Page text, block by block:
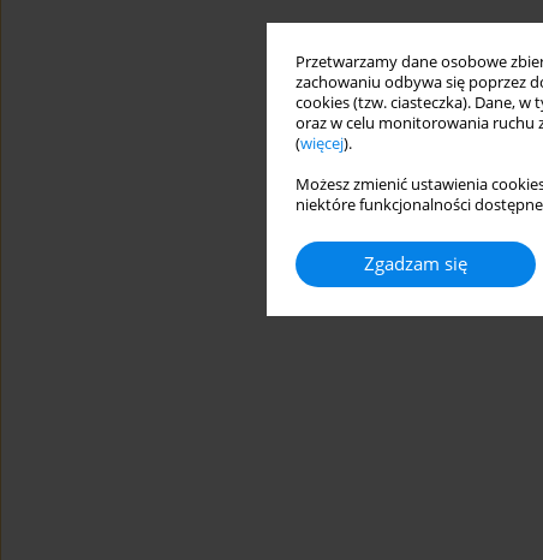
Przetwarzamy dane osobowe
zachowaniu odbywa się poprzez
cookies (tzw. ciasteczka). Dane,
oraz w celu monitorowania ruchu
(więcej).
Możesz zmienić ustawienia
niektóre funkcjonalności
Zgadzam się